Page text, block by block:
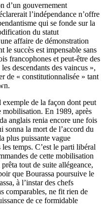
d’un gouvernement
l’indépendance n’offre
qui se fonde sur la
du statut
affaire de démonstration
succès est impensable sans
francophones et peut-être des
descendants des vaincus »,
de « constitutionnalisée » tant
exemple de la façon dont peut
mobilisation. En 1989, après
anglais renia encore une fois
sonna la mort de l’accord du
plus puissante vague
temps. C’est le parti libéral
de cette mobilisation
tout de suite allégeance,
que Bourassa poursuive le
à l’instar des chefs
comparables, ne fit rien de
de ce formidable